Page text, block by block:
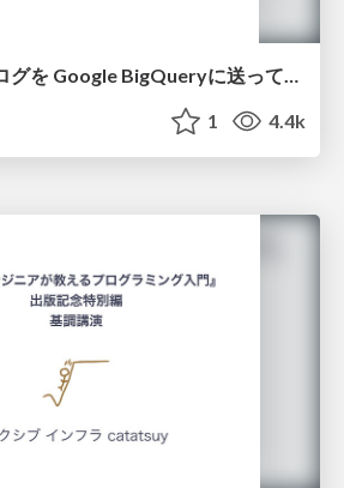
fluentdで大量のログを Google BigQueryに送ってみた #fluentdmeetup /send_a_log_to_bigquery_with_fluentd
1 4.4k